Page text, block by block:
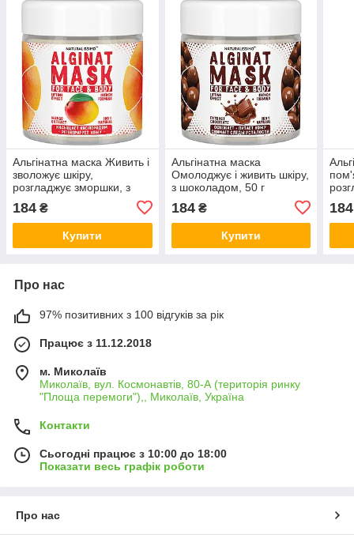
Альгінатна маска Живить і
зволожує шкіру,
розгладжує зморшки, з
184 ₴
Купити
Альгінатна маска
Омолоджує і живить шкіру,
з шоколадом, 50 г
184₴
Купити
184
Про нас
97% позитивних з 100 відгуків за рік
Працює з 11.12.2018
м. Миколаїв
Миколаїв, вул. Космонавтів, 80-А (територія ринку
"Площа перемоги"),, Миколаїв, Україна
Контакти
Сьогодні працює з 10:00 до 18:00
Показати весь графік роботи
Про нас